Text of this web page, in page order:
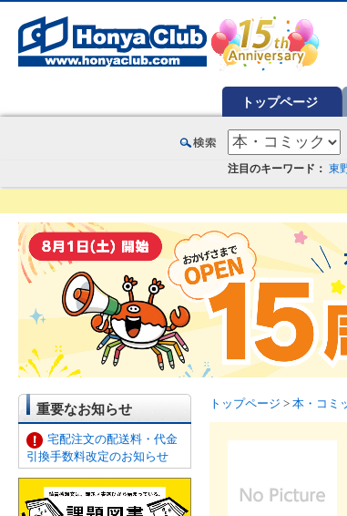
トップページ
注目のキーワード： 東
重要なお知らせ
宅配注文の配送料・代金
引換手数料改定のお知らせ
トップページ > 本・コミ